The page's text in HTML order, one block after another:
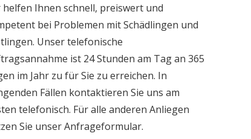
helfen Ihnen schnell, preiswert und
mit Schädlingen und
Unser telefonische
ist 24 Stunden am Tag an 365
Jahr zu für Sie zu erreichen. In
Fällen kontaktieren Sie uns am
telefonisch. Für alle anderen Anliegen
nutzen Sie unser Anfrageformular.